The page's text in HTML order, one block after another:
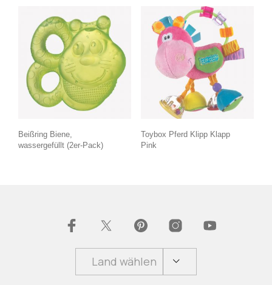
Beißring Biene,
wassergefüllt (2er-Pack)
Toybox Pferd Klipp Klapp
Pink
Land wählen